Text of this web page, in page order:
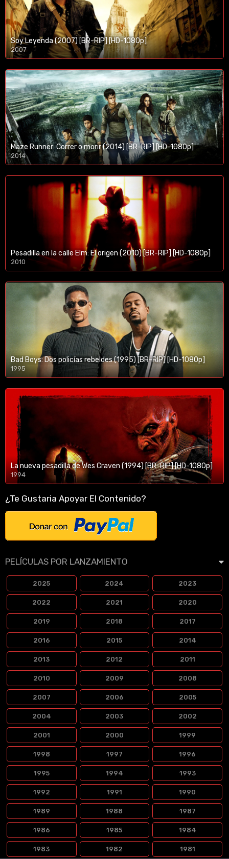
Soy Leyenda (2007) [BR-RIP] [HD-1080p]
2007
1080p/720p
Maze Runner: Correr o morir (2014) [BR-RIP] [HD-1080p]
2014
1080p/720p
Pesadilla en la calle Elm: El origen (2010) [BR-RIP] [HD-1080p]
2010
1080p/720p
Bad Boys: Dos policías rebeldes (1995) [BR-RIP] [HD-1080p]
1995
1080p/720p
La nueva pesadilla de Wes Craven (1994) [BR-RIP] [HD-1080p]
1994
1080p/720p
¿Te Gustaria Apoyar El Contenido?
PELÍCULAS POR LANZAMIENTO
2025 2024 2023
2022 2021 2020
2019 2018 2017
2016 2015 2014
2013 2012 2011
2010 2009 2008
2007 2006 2005
2004 2003 2002
2001 2000 1999
1998 1997 1996
1995 1994 1993
1992 1991 1990
1989 1988 1987
1986 1985 1984
1983 1982 1981